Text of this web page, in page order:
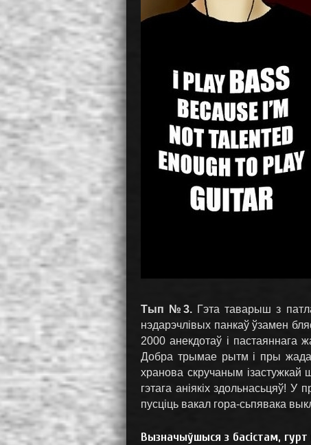
Тып №3. Гэта таварыш з
нэдарэчлівых панкаў ўзамен
2000 анекдотаў і пастаяннага
Добра трымае рытм і пры
хранова скручаным
гэтага аніякіх здольнасьцяў!
пусціць вакал гора-сьпявака
Вызначыўшыся з басістам,